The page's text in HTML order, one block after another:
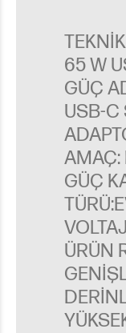
65 W
GÜÇ
USB-C
AMAÇ:
GÜÇ
TÜRÜ:
ÜRÜN